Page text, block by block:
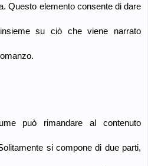
Questo elemento consente di dare
su ciò che viene narrato
può rimandare al contenuto
si compone di due parti,